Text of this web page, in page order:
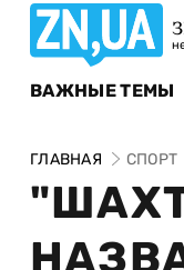
ВАЖНЫЕ ТЕМЫ
ГЛАВНАЯ СПОРТ